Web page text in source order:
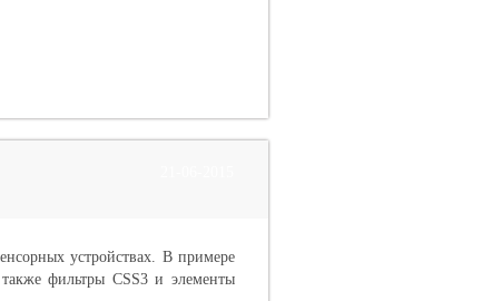
устройствах. В примере
фильтры CSS3 и элементы